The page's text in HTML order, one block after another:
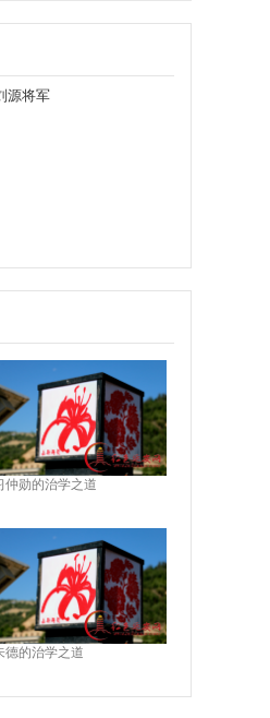
源将军
仲勋的治学之道
德的治学之道